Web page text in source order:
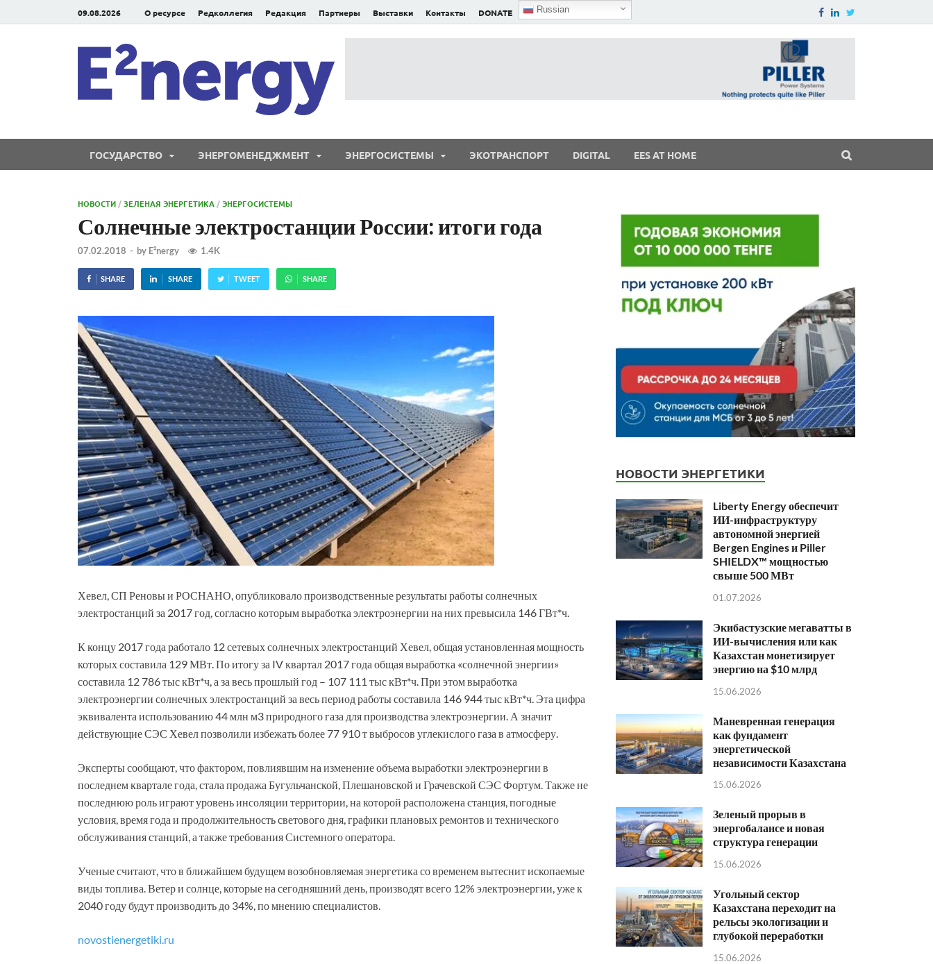
09.08.2026 О ресурсе Редколлегия Редакция Партнеры Выставки Контакты DONATE Russian
ГОСУДАРСТВО ЭНЕРГОМЕНЕДЖМЕНТ ЭНЕРГОСИСТЕМЫ ЭКОТРАНСПОРТ DIGITAL EES AT HOME
НОВОСТИ /ЗЕЛЕНАЯ ЭНЕРГЕТИКА /ЭНЕРГОСИСТЕМЫ
Солнечные электростанции России: итоги года
07.02.2018 - by E²nergy 1.4K
SHARE SHARE TWEET SHARE
Хевел, СП Реновы и РОСНАНО, опубликовало производственные результаты работы солнечных
электростанций за 2017 год, согласно которым выработка электроэнергии на них превысила 146 ГВт*ч.
К концу 2017 года работало 12 сетевых солнечных электростанций Хевел, общая установленная мощность
которых составила 129 МВт. По итогу за IV квартал 2017 года общая выработка «солнечной энергии»
составила 12 786 тыс кВт*ч, а за весь прошлый год – 107 111 тыс кВт*ч. При этом выработка
электроэнергии солнечных электростанций за весь период работы составила 146 944 тыс кВт*ч. Эта цифра
эквивалента использованию 44 млн м3 природного газа для производства электроэнергии. А значит
действующие СЭС Хевел позволили избежать более 77 910 т выбросов углекислого газа в атмосферу.
Эксперты сообщают, что фактором, повлиявшим на изменение объема выработки электроэнергии в
последнем квартале года, стала продажа Бугульчанской, Плешановской и Грачевской СЭС Фортум. Также не
последнюю роль играют уровень инсоляции территории, на которой расположена станция, погодные
условия, время года и продолжительность светового дня, графики плановых ремонтов и технического
обслуживания станций, а также требования Системного оператора.
Ученые считают, что в ближайшем будущем возобновляемая энергетика со временем вытеснит ископаемые
виды топлива. Ветер и солнце, которые на сегодняшний день, производят всего 12% электроэнергии, уже к
2040 году будут производить до 34%, по мнению специалистов.
novostienergetiki.ru
НОВОСТИ ЭНЕРГЕТИКИ
Liberty Energy обеспечит
ИИ-инфраструктуру
автономной энергией
Bergen Engines и Piller
SHIELDX™ мощностью
свыше 500 МВт
01.07.2026
Экибастузские мегаватты в
ИИ-вычисления или как
Казахстан монетизирует
энергию на $10 млрд
15.06.2026
Маневренная генерация
как фундамент
энергетической
независимости Казахстана
15.06.2026
Зеленый прорыв в
энергобалансе и новая
структура генерации
15.06.2026
Угольный сектор
Казахстана переходит на
рельсы экологизации и
глубокой переработки
15.06.2026